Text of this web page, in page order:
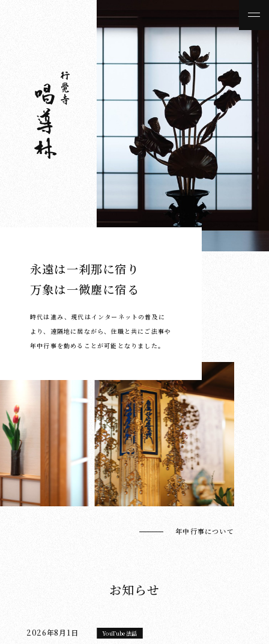
永遠は一刹那に宿り
万象は一微塵に宿る
時代は進み、現代はインターネットの普及に
より、 遠隔地に居ながら、住職と共にご法事や
年中行事を勤めることが可能となりました。
年中行事について
お知らせ
2026年8月1日 YouTube法話